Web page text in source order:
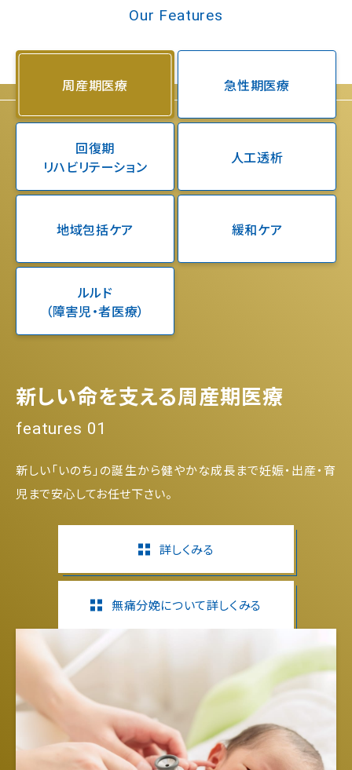
Our Features
周産期医療 急性期医療
回復期
リハビリテーション
人工透析
地域包括ケア 緩和ケア
ルルド
（障害児・者医療）
新しい命を支える周産期医療
features 01
新しい「いのち」の誕生から健やかな成長まで妊娠・出産・育
児まで安心してお任せ下さい。
詳しくみる
無痛分娩について詳しくみる